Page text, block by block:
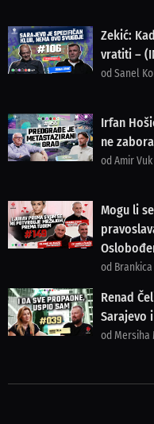
Zekić:
vratiti –
od Sanel
Irfan
ne
od Amir
Mogu li
od
Renad
Sarajevo
od Mersiha